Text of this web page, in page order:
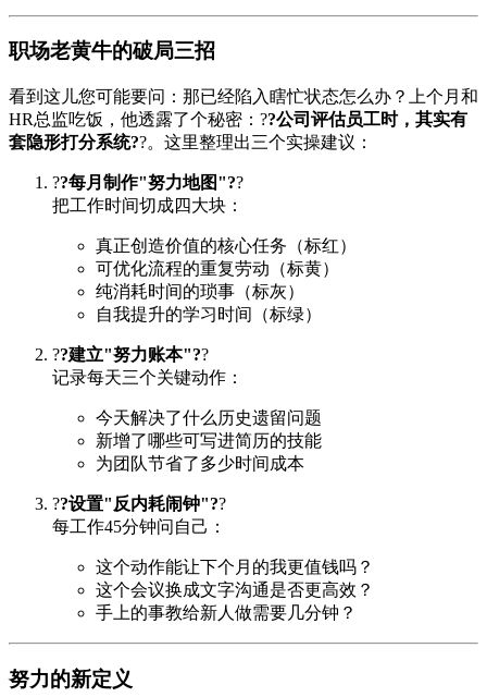
职场老黄牛的破局三招
看到这儿您可能要问：那已经陷入瞎忙状态怎么办？上个月和
HR总监吃饭，他透露了个秘密：??公司评估员工时，其实有
套隐形打分系统??。这里整理出三个实操建议：
??每月制作"努力地图"??
把工作时间切成四大块：
真正创造价值的核心任务（标红）
可优化流程的重复劳动（标黄）
纯消耗时间的琐事（标灰）
自我提升的学习时间（标绿）
??建立"努力账本"??
记录每天三个关键动作：
今天解决了什么历史遗留问题
新增了哪些可写进简历的技能
为团队节省了多少时间成本
??设置"反内耗闹钟"??
每工作45分钟问自己：
这个动作能让下个月的我更值钱吗？
这个会议换成文字沟通是否更高效？
手上的事教给新人做需要几分钟？
努力的新定义